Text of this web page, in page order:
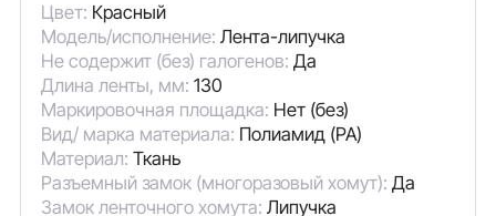
Цвет: Красный
Модель/исполнение: Лента-липучка
Не содержит (без) галогенов: Да
Длина ленты, мм: 130
Маркировочная площадка: Нет (без)
Вид/ марка материала: Полиамид (PA)
Материал: Ткань
Разъемный замок (многоразовый хомут): Да
Замок ленточного хомута: Липучка